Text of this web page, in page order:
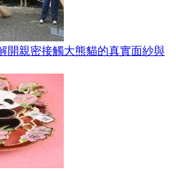
開親密接觸大熊貓的真實面紗與